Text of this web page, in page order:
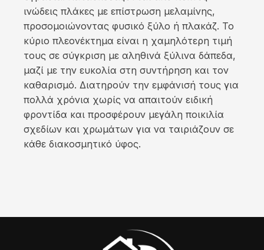
ινώδεις πλάκες με επίστρωση μελαμίνης,
προσομοιώνοντας φυσικό ξύλο ή πλακάζ. Το
κύριο πλεονέκτημα είναι η χαμηλότερη τιμή
τους σε σύγκριση με αληθινά ξύλινα δάπεδα,
μαζί με την ευκολία στη συντήρηση και τον
καθαρισμό. Διατηρούν την εμφάνισή τους για
πολλά χρόνια χωρίς να απαιτούν ειδική
φροντίδα και προσφέρουν μεγάλη ποικιλία
σχεδίων και χρωμάτων για να ταιριάζουν σε
κάθε διακοσμητικό ύφος.